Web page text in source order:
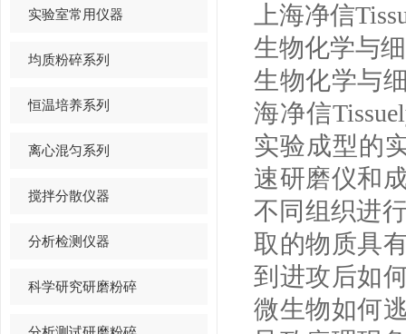
实验室常用仪器
均质粉碎系列
恒温培养系列
离心混匀系列
搅拌分散仪器
分析检测仪器
科学研究研磨粉碎
上海净信
生物化学与
生物化学与
海净信
实验成型的
速研磨仪和
不同组织进
取的物质具
到进攻后如
微生物如何